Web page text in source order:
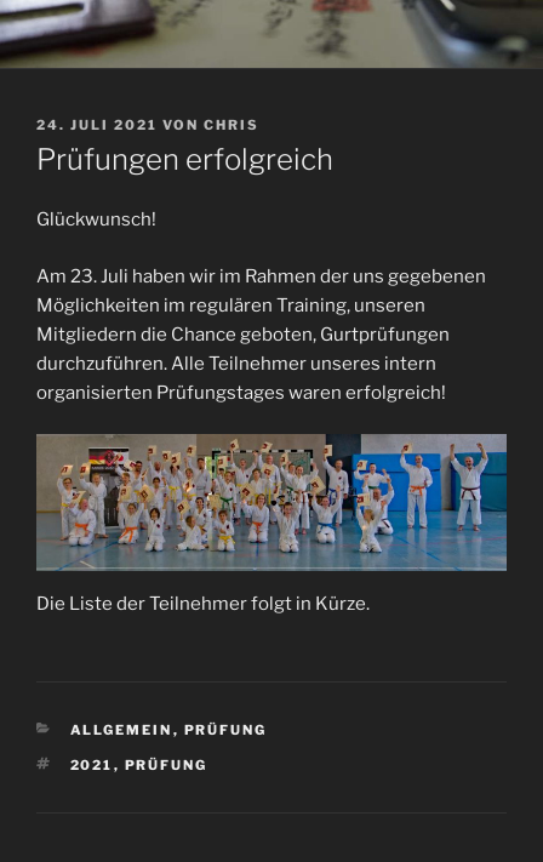
VERÖFFENTLICHT
AM
24. JULI 2021 VON CHRIS
Prüfungen erfolgreich
Glückwunsch!
Am 23. Juli haben wir im Rahmen der uns gegebenen
Möglichkeiten im regulären Training, unseren
Mitgliedern die Chance geboten, Gurtprüfungen
durchzuführen. Alle Teilnehmer unseres intern
organisierten Prüfungstages waren erfolgreich!
Die Liste der Teilnehmer folgt in Kürze.
KATEGORIEN
ALLGEMEIN , PRÜFUNG
SCHLAGWÖRTER
2021 , PRÜFUNG